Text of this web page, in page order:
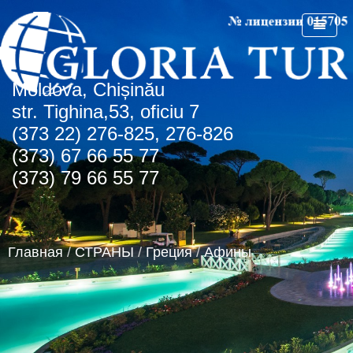
Мoldova, Chișinău
str. Tighina,53, oficiu 7
(373 22) 276-825, 276-826
(373) 67 66 55 77
(373) 79 66 55 77
Главная / СТРАНЫ / Греция / Афины
ГЛАВНАЯ
О КОМПАНИИ
СПЕЦПРЕДЛОЖЕНИЯ
СПО Болгария
СТРАНЫ
Болгария
Албена
Золотые пески
Регион Чайка
Солнечный день
Греция
о.Крит
Турция
Румыния
ОАЭ
НОВОСТИ
КОНТАКТЫ
АГЕНТСТВАМ
Туристическая лицензия
Транспортная лицензия